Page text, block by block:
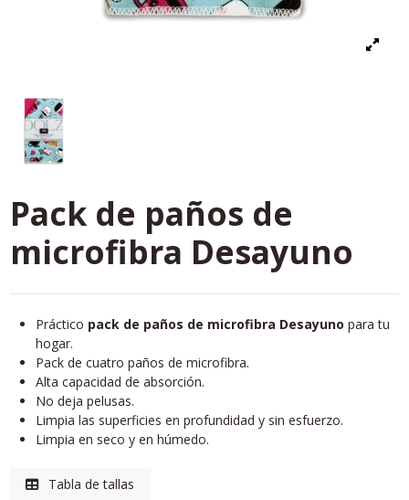
Pack de paños de
microfibra Desayuno
Práctico pack de paños de microfibra Desayuno para tu
hogar.
Pack de cuatro paños de microfibra.
Alta capacidad de absorción.
No deja pelusas.
Limpia las superficies en profundidad y sin esfuerzo.
Limpia en seco y en húmedo.
Tabla de tallas